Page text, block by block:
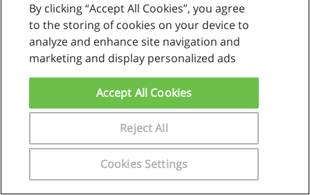
Reglas de uso
Privacidad de datos
Contactar con Educaedu
Copyright © Educaedu Business S.L. - CIF : B-95610580: -
www.educaedu.com.pe
By clicking “Accept All Cookies”, you agree
to the storing of cookies on your device to
analyze and enhance site navigation and
marketing and display personalized ads
Cookies Settings
Reject All
Accept All Cookies